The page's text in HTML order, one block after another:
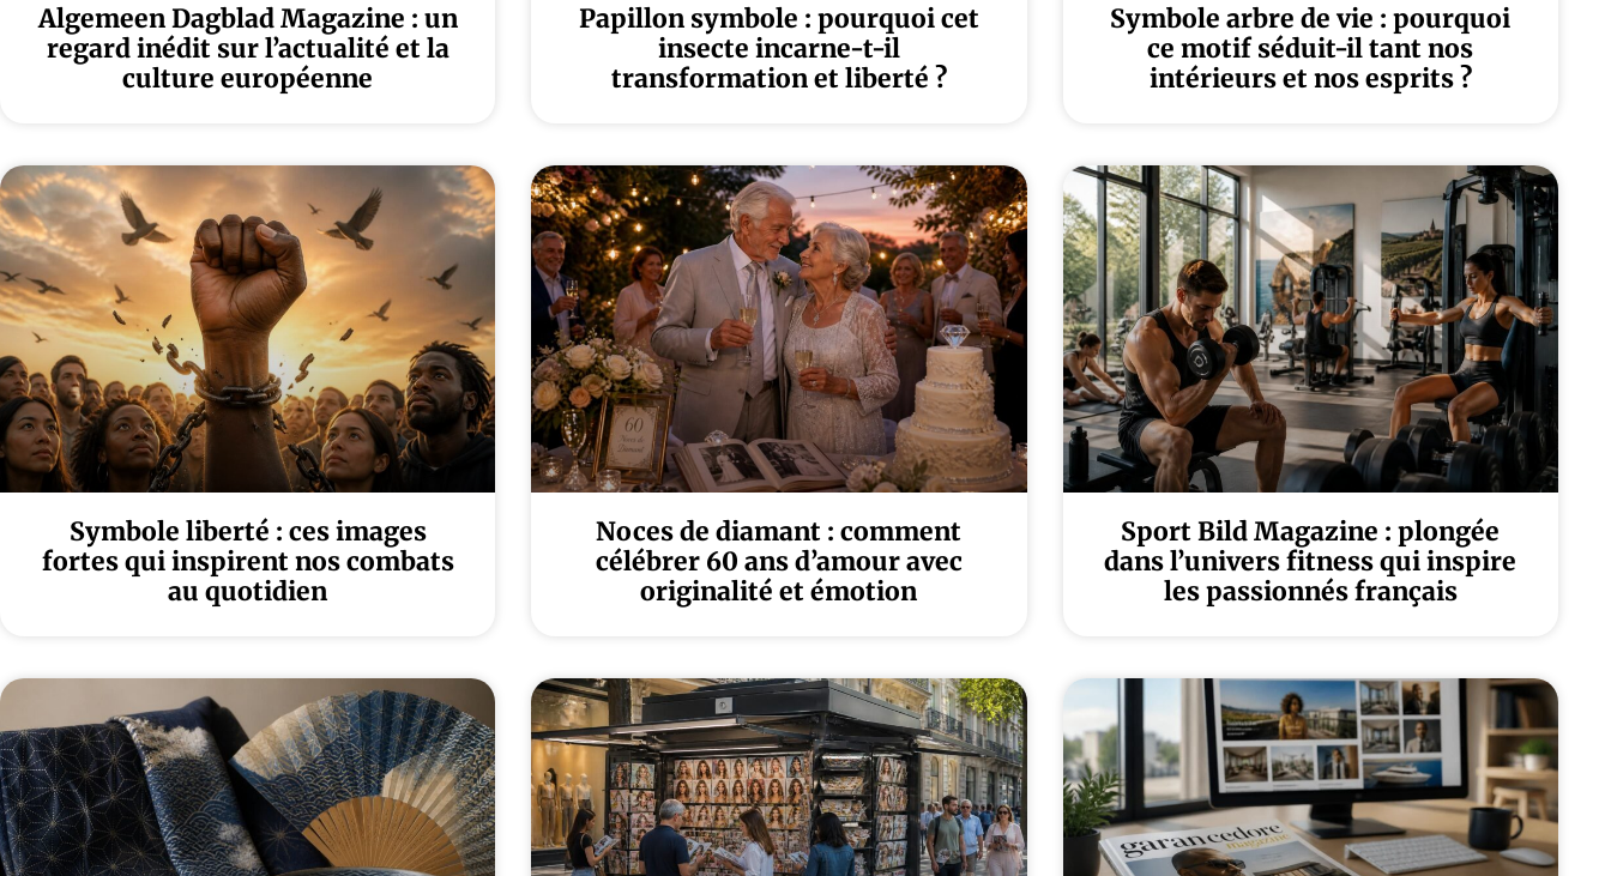
Algemeen Dagblad Magazine : un
regard inédit sur l’actualité et la
culture européenne
Papillon symbole : pourquoi cet
insecte incarne-t-il
transformation et liberté ?
Symbole arbre de vie : pourquoi
ce motif séduit-il tant nos
intérieurs et nos esprits ?
Symbole liberté : ces images
fortes qui inspirent nos combats
au quotidien
Noces de diamant : comment
célébrer 60 ans d’amour avec
originalité et émotion
Sport Bild Magazine : plongée
dans l’univers fitness qui inspire
les passionnés français